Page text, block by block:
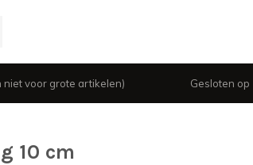
niet voor grote artikelen) Gesloten op
10 cm